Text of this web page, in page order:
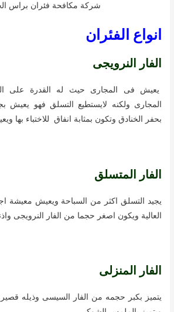
شركة مكافحة فئران براس
انواع الفئران
الفار النرويجى
يعيش فى المجارى حيث له القدرة على
المجارى ولكنه لايستطيع التسلق فهو يعيش
بحفر الخنادق وتكون بمثابة انفاق للاختباء بها
الفار المتسلق
يجيد التسلق اكثر من السباحة ويعيش معيشة
العالية ويكون اصغر حجما من الفار النرويجى
الفار المنزلى
يتميز بكبر حجمه من الفار السيسى وذيله قصير